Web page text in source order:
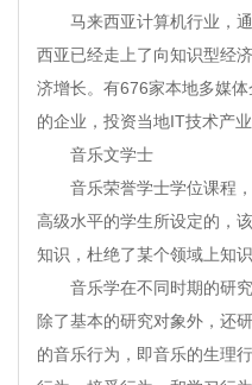
马来西亚计算机行业，通
西亚已经走上了向知识型经
济增长。有676家本地多媒
的企业，投资当地IT技术产业
音乐文学士
音乐荣誉学士学位课程，
高级水平的学生所设定的，
知识，杜绝了某个领域上知
音乐学在不同时期的研究
除了基本的研究对象外，还
的音乐行为，即音乐的生理